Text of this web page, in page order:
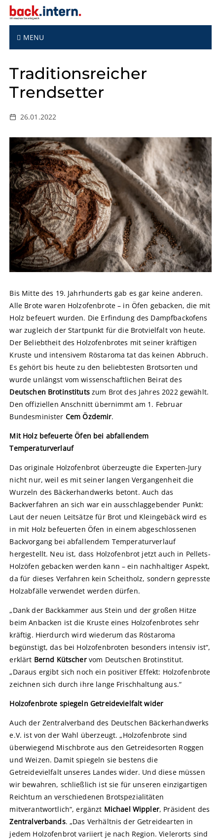
MENU
Traditionsreicher
Trendsetter
26.01.2022
Bis Mitte des 19. Jahrhunderts gab es gar keine anderen.
Alle Brote waren Holzofenbrote – in Öfen gebacken, die mit
Holz befeuert wurden. Die Erfindung des Dampfbackofens
war zugleich der Startpunkt für die Brotvielfalt von heute.
Der Beliebtheit des Holzofenbrotes mit seiner kräftigen
Kruste und intensivem Röstaroma tat das keinen Abbruch.
Es gehört bis heute zu den beliebtesten Brotsorten und
wurde unlängst vom wissenschaftlichen Beirat des
Deutschen Brotinstitutszum Brot des Jahres 2022 gewählt.
Den offiziellen Anschnitt übernimmt am 1. Februar
Bundesminister Cem Özdemir.
Mit Holz befeuerte Öfen bei abfallendem
Temperaturverlauf
Das originale Holzofenbrot überzeugte die Experten-Jury
nicht nur, weil es mit seiner langen Vergangenheit die
Wurzeln des Bäckerhandwerks betont. Auch das
Backverfahren an sich war ein ausschlaggebender Punkt:
Laut der neuen Leitsätze für Brot und Kleingebäck wird es
in mit Holz befeuerten Öfen in einem abgeschlossenen
Backvorgang bei abfallendem Temperaturverlauf
hergestellt. Neu ist, dass Holzofenbrot jetzt auch in Pellets-
Holzöfen gebacken werden kann – ein nachhaltiger Aspekt,
da für dieses Verfahren kein Scheitholz, sondern gepresste
Holzabfälle verwendet werden dürfen.
„Dank der Backkammer aus Stein und der großen Hitze
beim Anbacken ist die Kruste eines Holzofenbrotes sehr
kräftig. Hierdurch wird wiederum das Röstaroma
begünstigt, das bei Holzofenbroten besonders intensiv ist“,
erklärt Bernd Kütschervom Deutschen Brotinstitut.
„Daraus ergibt sich noch ein positiver Effekt: Holzofenbrote
zeichnen sich durch ihre lange Frischhaltung aus.“
Holzofenbrote spiegeln Getreidevielfalt wider
Auch der Zentralverband des Deutschen Bäckerhandwerks
e.V. ist von der Wahl überzeugt. „Holzofenbrote sind
überwiegend Mischbrote aus den Getreidesorten Roggen
und Weizen. Damit spiegeln sie bestens die
Getreidevielfalt unseres Landes wider. Und diese müssen
wir bewahren, schließlich ist sie für unseren einzigartigen
Reichtum an verschiedenen Brotspezialitäten
mitverantwortlich“, ergänzt Michael Wippler, Präsident des
Zentralverbands. „Das Verhältnis der Getreidearten in
jedem Holzofenbrot variiert je nach Region. Vielerorts sind